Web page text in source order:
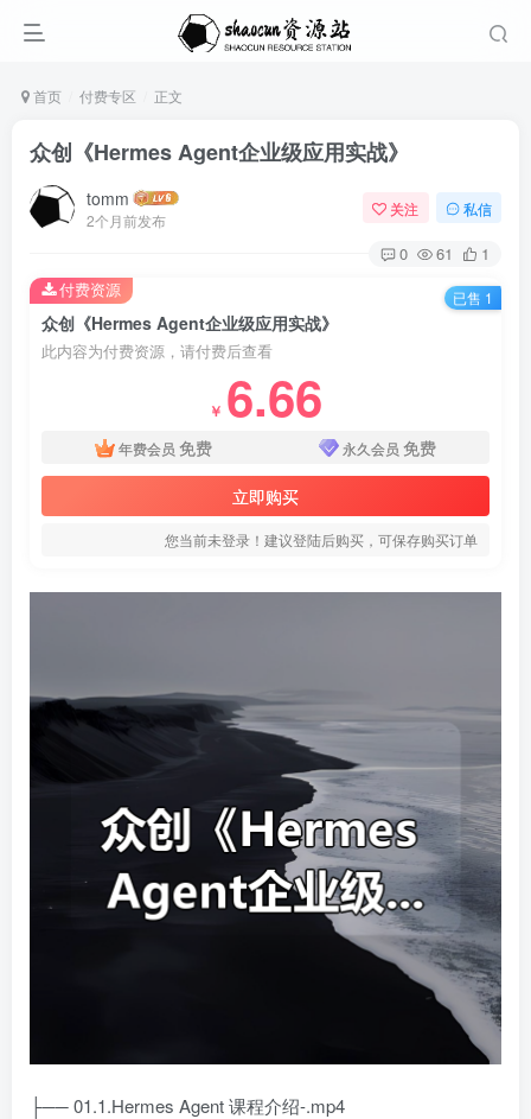
首页 付费专区 正文
众创《Hermes Agent企业级应用实战》
tomm
2个月前发布
关注 私信
0 61 1
众创《Hermes Agent企业级应用实战》
此内容为付费资源，请付费后查看
￥ 6.66
年费会员 免费 永久会员 免费
立即购买
您当前未登录！建议登陆后购买，可保存购买订单
付费资源 已售 1
├── 01.1.Hermes Agent 课程介绍-.mp4